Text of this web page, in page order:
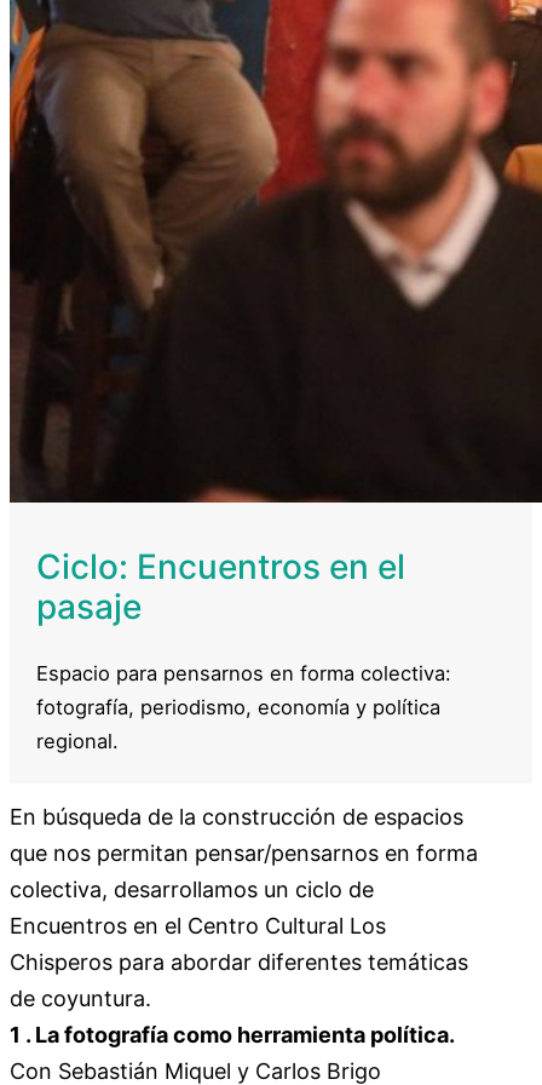
Ciclo: Encuentros en el
pasaje
Espacio para pensarnos en forma colectiva:
fotografía, periodismo, economía y política
regional.
En búsqueda de la construcción de espacios
que nos permitan pensar/pensarnos en forma
colectiva, desarrollamos un ciclo de
Encuentros en el Centro Cultural Los
Chisperos para abordar diferentes temáticas
de coyuntura.
1 . La fotografía como herramienta política.
Con Sebastián Miquel y Carlos Brigo